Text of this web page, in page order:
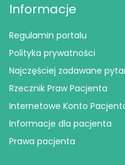
Informacje
Regulamin portalu
Polityka prywatności
Najczęściej zadawane
Rzecznik Praw Pacjenta
Internetowe Konto
Informacje dla pacjenta
Prawa pacjenta